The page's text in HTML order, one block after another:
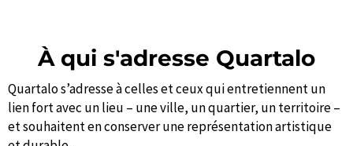
À qui s'adresse Quartalo
Quartalo s’adresse à celles et ceux qui entretiennent un
lien fort avec un lieu – une ville, un quartier, un territoire –
et souhaitent en conserver une représentation artistique